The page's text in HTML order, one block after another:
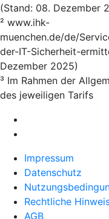
(Stand: 08. Dezember
² www.ihk-
muenchen.de/de/
der-IT-Sicherheit-
Dezember 2025)
³ Im Rahmen der
des jeweiligen Tarifs
Impressum
Datenschutz
Rechtliche
AGB